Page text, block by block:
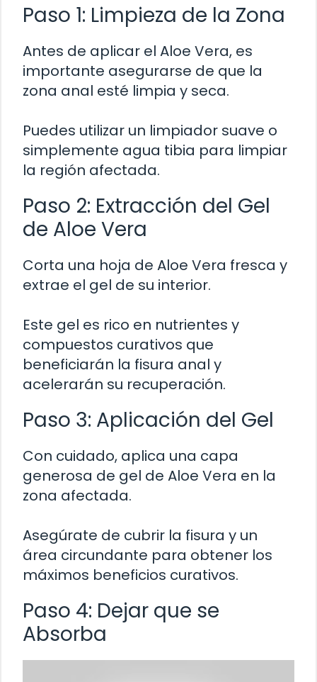
Paso 1: Limpieza de la Zona
Antes de aplicar el Aloe Vera, es
importante asegurarse de que la
zona anal esté limpia y seca.
Puedes utilizar un limpiador suave o
simplemente agua tibia para limpiar
la región afectada.
Paso 2: Extracción del Gel
de Aloe Vera
Corta una hoja de Aloe Vera fresca y
extrae el gel de su interior.
Este gel es rico en nutrientes y
compuestos curativos que
beneficiarán la fisura anal y
acelerarán su recuperación.
Paso 3: Aplicación del Gel
Con cuidado, aplica una capa
generosa de gel de Aloe Vera en la
zona afectada.
Asegúrate de cubrir la fisura y un
área circundante para obtener los
máximos beneficios curativos.
Paso 4: Dejar que se
Absorba